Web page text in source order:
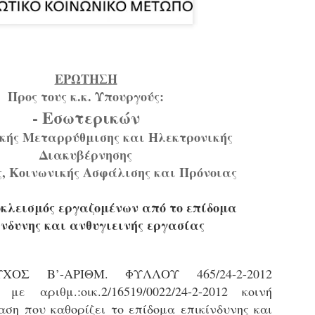
ΕΡΩΤΗΣΗ
Προς τους κ.κ. Υπουργούς:
- Εσωτερικών
Μεταρρύθμισης και Ηλεκτρονικής
Διακυβέρνησης
Κοινωνικής Ασφάλισης και Πρόνοιας
εργαζομένων από το επίδομα
και ανθυγιεινής εργασίας
Β’-ΑΡΙΘΜ. ΦΥΛΛΟΥ 465/24-2-2012
αριθμ.:οικ.2/16519/0022/24-2-2012 κοινή
που καθορίζει το επίδομα επικίνδυνης και
JUN
Απολογισμός των
ελέγχων σε ιδιοκτήτες
Δημοτική Αστυνομία
Θεσσαλονίκης: Ένταση